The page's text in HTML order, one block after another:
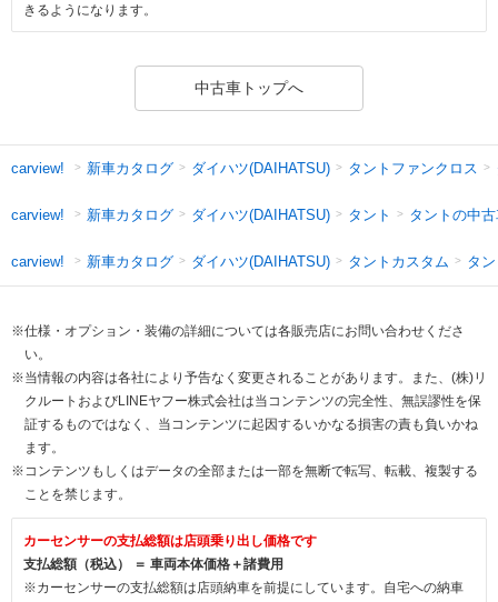
きるようになります。
中古車トップへ
carview! 新車カタログ ダイハツ(DAIHATSU) タントファンクロス
carview! 新車カタログ ダイハツ(DAIHATSU) タント タントの中
carview! 新車カタログ ダイハツ(DAIHATSU) タントカスタム タ
※仕様・オプション・装備の詳細については各販売店にお問い合わせくださ
い。
※当情報の内容は各社により予告なく変更されることがあります。また、(株)リ
クルートおよびLINEヤフー株式会社は当コンテンツの完全性、無誤謬性を保
証するものではなく、当コンテンツに起因するいかなる損害の責も負いかね
ます。
※コンテンツもしくはデータの全部または一部を無断で転写、転載、複製する
ことを禁じます。
カーセンサーの支払総額は店頭乗り出し価格です
支払総額（税込） ＝ 車両本体価格＋諸費用
※カーセンサーの支払総額は店頭納車を前提にしています。自宅への納車